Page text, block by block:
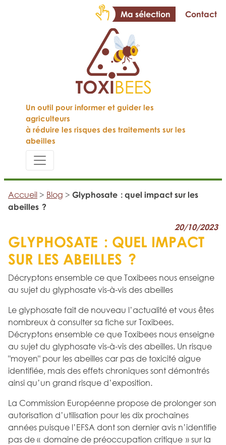
Ma sélection Contact
Un outil pour informer et guider les
agriculteurs
à réduire les risques des traitements sur les
abeilles
Accueil > Blog > Glyphosate : quel impact sur les
abeilles ?
20/10/2023
GLYPHOSATE : QUEL IMPACT
SUR LES ABEILLES ?
Décryptons ensemble ce que Toxibees nous enseigne
au sujet du glyphosate vis-à-vis des abeilles
Le glyphosate fait de nouveau l’actualité et vous êtes
nombreux à consulter sa fiche sur Toxibees.
Décryptons ensemble ce que Toxibees nous enseigne
au sujet du glyphosate vis-à-vis des abeilles. Un risque
"moyen" pour les abeilles car pas de toxicité aigue
identifiée, mais des effets chroniques sont démontrés
ainsi qu’un grand risque d’exposition.
La Commission Européenne propose de prolonger son
autorisation d’utilisation pour les dix prochaines
années puisque l’EFSA dont son dernier avis n’identifie
pas de « domaine de préoccupation critique » sur la